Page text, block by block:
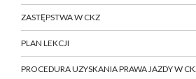
ZASTĘPSTWA W CKZ
PLAN LEKCJI
PROCEDURA UZYSKANIA PRAWA JAZDY W